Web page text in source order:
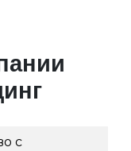
с